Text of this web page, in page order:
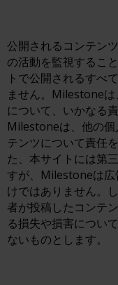
公開されるコンテン
の活動を監視するこ
トで公開されるすべ
ません。Milestone
について、いかなる
Milestoneは、他の個
テンツについて責任
た、本サイトには第
すが、Milestoneは広
けではありません。
者が投稿したコンテ
る損失や損害につい
ないものとします。